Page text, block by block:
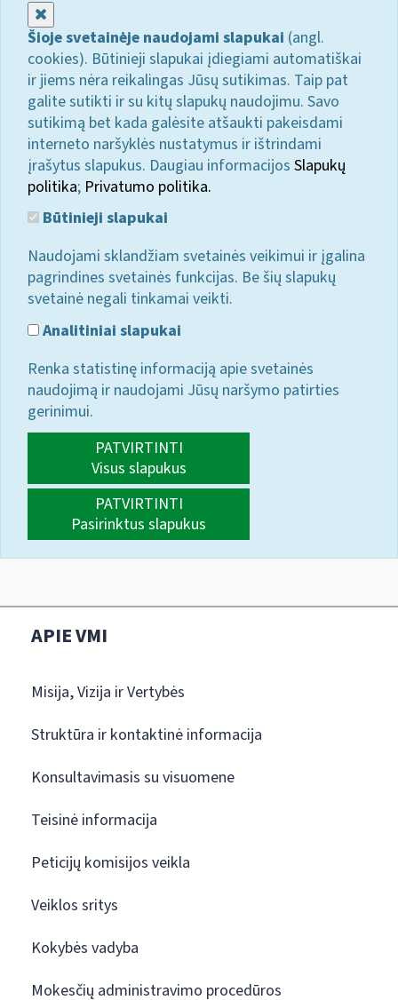
Šioje svetainėje naudojami slapukai (angl.
cookies). Būtinieji slapukai įdiegiami automatiškai
ir jiems nėra reikalingas Jūsų sutikimas. Taip pat
galite sutikti ir su kitų slapukų naudojimu. Savo
sutikimą bet kada galėsite atšaukti pakeisdami
interneto naršyklės nustatymus ir ištrindami
įrašytus slapukus. Daugiau informacijos Slapukų
politika; Privatumo politika.
Būtinieji slapukai
Naudojami sklandžiam svetainės veikimui ir įgalina
pagrindines svetainės funkcijas. Be šių slapukų
svetainė negali tinkamai veikti.
Analitiniai slapukai
Renka statistinę informaciją apie svetainės
naudojimą ir naudojami Jūsų naršymo patirties
gerinimui.
PATVIRTINTI
Visus slapukus
PATVIRTINTI
Pasirinktus slapukus
APIE VMI
Misija, Vizija ir Vertybės
Struktūra ir kontaktinė informacija
Konsultavimasis su visuomene
Teisinė informacija
Peticijų komisijos veikla
Veiklos sritys
Kokybės vadyba
Mokesčių administravimo procedūros